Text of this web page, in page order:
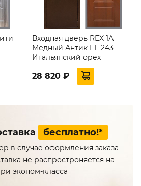
Входная дверь REX 1А
Медный Антик FL-243
Итальянский орех
28 820 ₽
бесплатно!*
в случае оформления заказа
не распростроняется на
эконом-класса